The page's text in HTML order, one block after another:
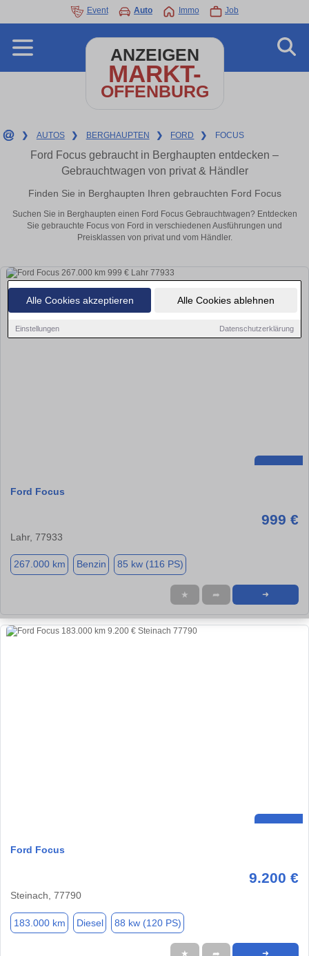
Alle Cookies akzeptieren Alle Cookies ablehnen
Einstellungen Datenschutzerklärung
Event Auto Immo Job
ANZEIGEN
MARKT-
OFFENBURG
❯ AUTOS ❯ BERGHAUPTEN ❯ FORD ❯ FOCUS
Ford Focus gebraucht in Berghaupten entdecken –
Gebrauchtwagen von privat & Händler
Finden Sie in Berghaupten Ihren gebrauchten Ford Focus
Suchen Sie in Berghaupten einen Ford Focus Gebrauchtwagen? Entdecken
Sie gebrauchte Focus von Ford in verschiedenen Ausführungen und
Preisklassen von privat und vom Händler.
Ford Focus
999 €
Lahr, 77933
267.000 km Benzin 85 kw (116 PS)
★ ➦ ➜
Ford Focus
9.200 €
Steinach, 77790
183.000 km Diesel 88 kw (120 PS)
★ ➦ ➜